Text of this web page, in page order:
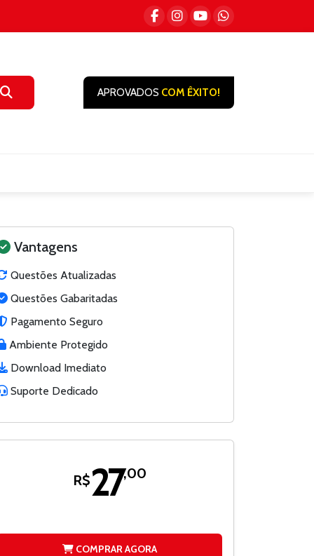
APROVADOS COM ÊXITO!
Vantagens
Questões Atualizadas
Questões Gabaritadas
Pagamento Seguro
Ambiente Protegido
Download Imediato
Suporte Dedicado
R$27,00
COMPRAR AGORA